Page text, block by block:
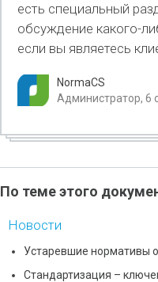
есть специальный
обсуждение какого-
если вы являетесь
NormaCS
Администратор, 6
По теме этого
Новости
Устаревшие нормативы
Стандартизация –